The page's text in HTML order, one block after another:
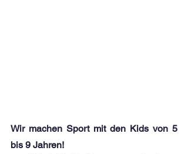
Wir machen Sport mit den Kids von 5
bis 9 Jahren!